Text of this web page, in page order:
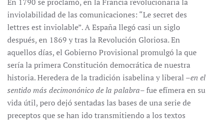
inviolabilidad de las comunicaciones: “Le secret des
lettres est inviolable”. A España llegó casi un siglo
después, en 1869 y tras la Revolución Gloriosa. En
aquellos días, el Gobierno Provisional promulgó la que
sería la primera Constitución democrática de nuestra
historia. Heredera de la tradición isabelina y liberal –en el
sentido más decimonónico de la palabra– fue efímera en su
vida útil, pero dejó sentadas las bases de una serie de
preceptos que se han ido transmitiendo a los textos